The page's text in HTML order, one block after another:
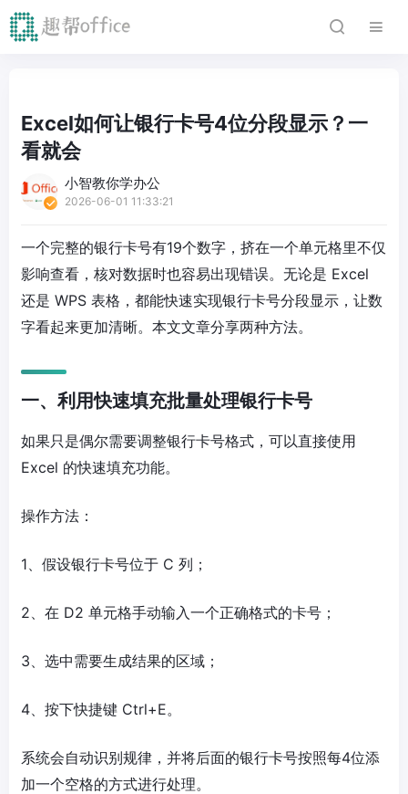
Excel如何让银行卡号4位分段显示？一
看就会
小智教你学办公
2026-06-01 11:33:21
一个完整的银行卡号有19个数字，挤在一个单元格里不仅
影响查看，核对数据时也容易出现错误。无论是 Excel
还是 WPS 表格，都能快速实现银行卡号分段显示，让数
字看起来更加清晰。本文文章分享两种方法。
一、利用快速填充批量处理银行卡号
如果只是偶尔需要调整银行卡号格式，可以直接使用
Excel 的快速填充功能。
操作方法：
1、假设银行卡号位于 C 列；
2、在 D2 单元格手动输入一个正确格式的卡号；
3、选中需要生成结果的区域；
4、按下快捷键 Ctrl+E。
系统会自动识别规律，并将后面的银行卡号按照每4位添
加一个空格的方式进行处理。